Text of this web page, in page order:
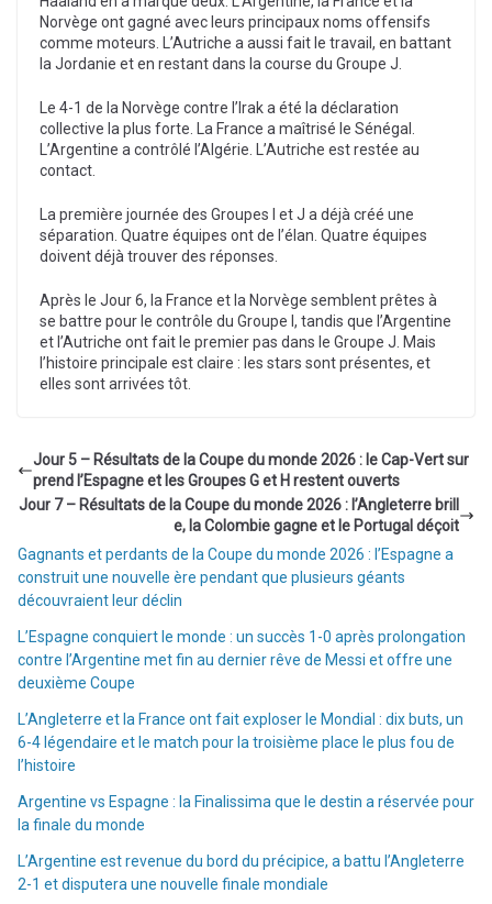
Norvège ont gagné avec leurs principaux noms offensifs
comme moteurs. L’Autriche a aussi fait le travail, en battant
la Jordanie et en restant dans la course du Groupe J.
Le 4-1 de la Norvège contre l’Irak a été la déclaration
collective la plus forte. La France a maîtrisé le Sénégal.
L’Argentine a contrôlé l’Algérie. L’Autriche est restée au
contact.
La première journée des Groupes I et J a déjà créé une
séparation. Quatre équipes ont de l’élan. Quatre équipes
doivent déjà trouver des réponses.
Après le Jour 6, la France et la Norvège semblent prêtes à
se battre pour le contrôle du Groupe I, tandis que l’Argentine
et l’Autriche ont fait le premier pas dans le Groupe J. Mais
l’histoire principale est claire : les stars sont présentes, et
elles sont arrivées tôt.
Jour 5 – Résultats de la Coupe du monde 2026 : le Cap-Vert sur
prend l’Espagne et les Groupes G et H restent ouverts
Jour 7 – Résultats de la Coupe du monde 2026 : l’Angleterre brill
e, la Colombie gagne et le Portugal déçoit
Gagnants et perdants de la Coupe du monde 2026 : l’Espagne a
construit une nouvelle ère pendant que plusieurs géants
découvraient leur déclin
L’Espagne conquiert le monde : un succès 1-0 après prolongation
contre l’Argentine met fin au dernier rêve de Messi et offre une
deuxième Coupe
L’Angleterre et la France ont fait exploser le Mondial : dix buts, un
6-4 légendaire et le match pour la troisième place le plus fou de
l’histoire
Argentine vs Espagne : la Finalissima que le destin a réservée pour
la finale du monde
L’Argentine est revenue du bord du précipice, a battu l’Angleterre
2-1 et disputera une nouvelle finale mondiale